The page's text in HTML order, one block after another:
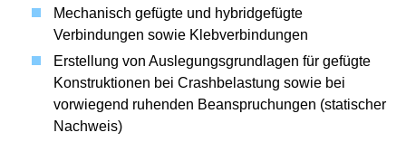
Mechanisch gefügte und hybridgefügte
Verbindungen sowie Klebverbindungen
Erstellung von Auslegungsgrundlagen für gefügte
Konstruktionen bei Crashbelastung sowie bei
vorwiegend ruhenden Beanspruchungen (statischer
Nachweis)